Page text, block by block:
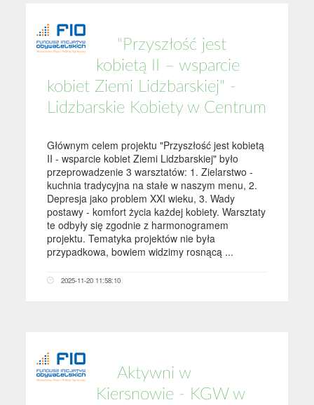
"Przyszłość jest
kobietą II – wsparcie
kobiet Ziemi Lidzbarskiej" -
Lidzbarskie Kobiety w Centrum
Głównym celem projektu "Przyszłość jest kobietą
II - wsparcie kobiet Ziemi Lidzbarskiej" było
przeprowadzenie 3 warsztatów: 1. Zielarstwo -
kuchnia tradycyjna na stałe w naszym menu, 2.
Depresja jako problem XXI wieku, 3. Wady
postawy - komfort życia każdej kobiety. Warsztaty
te odbyły się zgodnie z harmonogramem
projektu. Tematyka projektów nie była
przypadkowa, bowiem widzimy rosnącą ...
2025-11-20 11:58:10
Aktywni w
Kiersnowie - KGW w